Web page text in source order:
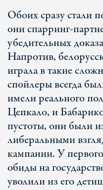
Обоих сразу стали
они спарринг-
убедительных
Напротив,
играла в такие
спойлеры всегда
имели реального
Цепкало, и
пустоты, они были
либеральными
кампании. У
обиды на
уволили из его